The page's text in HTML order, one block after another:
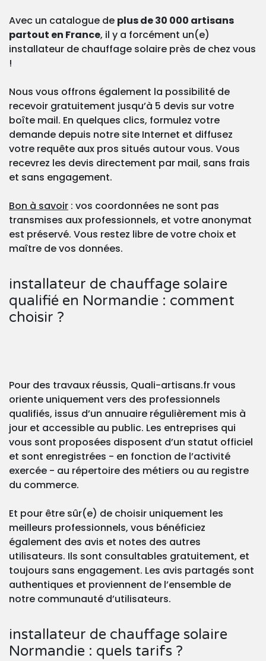
Avec un catalogue de plus de 30 000 artisans
partout en France, il y a forcément un(e)
installateur de chauffage solaire près de chez vous
!
Nous vous offrons également la possibilité de
recevoir gratuitement jusqu’à 5 devis sur votre
boîte mail. En quelques clics, formulez votre
demande depuis notre site Internet et diffusez
votre requête aux pros situés autour vous. Vous
recevrez les devis directement par mail, sans frais
et sans engagement.
Bon à savoir : vos coordonnées ne sont pas
transmises aux professionnels, et votre anonymat
est préservé. Vous restez libre de votre choix et
maître de vos données.
installateur de chauffage solaire
qualifié en Normandie : comment
choisir ?
Pour des travaux réussis, Quali-artisans.fr vous
oriente uniquement vers des professionnels
qualifiés, issus d’un annuaire régulièrement mis à
jour et accessible au public. Les entreprises qui
vous sont proposées disposent d’un statut officiel
et sont enregistrées - en fonction de l’activité
exercée - au répertoire des métiers ou au registre
du commerce.
Et pour être sûr(e) de choisir uniquement les
meilleurs professionnels, vous bénéficiez
également des avis et notes des autres
utilisateurs. Ils sont consultables gratuitement, et
toujours sans engagement. Les avis partagés sont
authentiques et proviennent de l’ensemble de
notre communauté d’utilisateurs.
installateur de chauffage solaire
Normandie : quels tarifs ?